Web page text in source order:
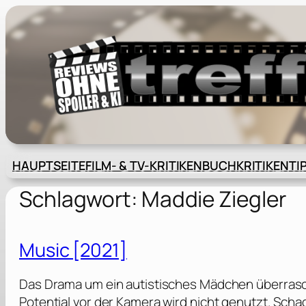
Zum
Inhalt
springen
HAUPTSEITEFILM- & TV-KRITIKENBUCHKRITIKEN
Schlagwort: Maddie Ziegler
Music [2021]
Das Drama um ein autistisches Mädchen
Potential vor der Kamera wird nicht genutzt.